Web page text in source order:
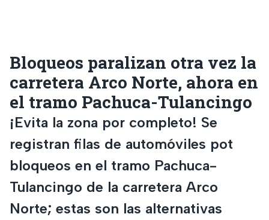
Bloqueos paralizan otra vez la
carretera Arco Norte, ahora en
el tramo Pachuca-Tulancingo
¡Evita la zona por completo! Se
registran filas de automóviles pot
bloqueos en el tramo Pachuca-
Tulancingo de la carretera Arco
Norte; estas son las alternativas